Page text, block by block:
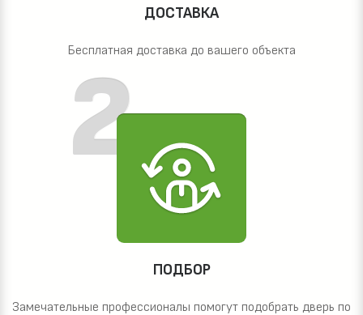
ДОСТАВКА
Бесплатная доставка до вашего объекта
ПОДБОР
Замечательные профессионалы помогут подобрать дверь по